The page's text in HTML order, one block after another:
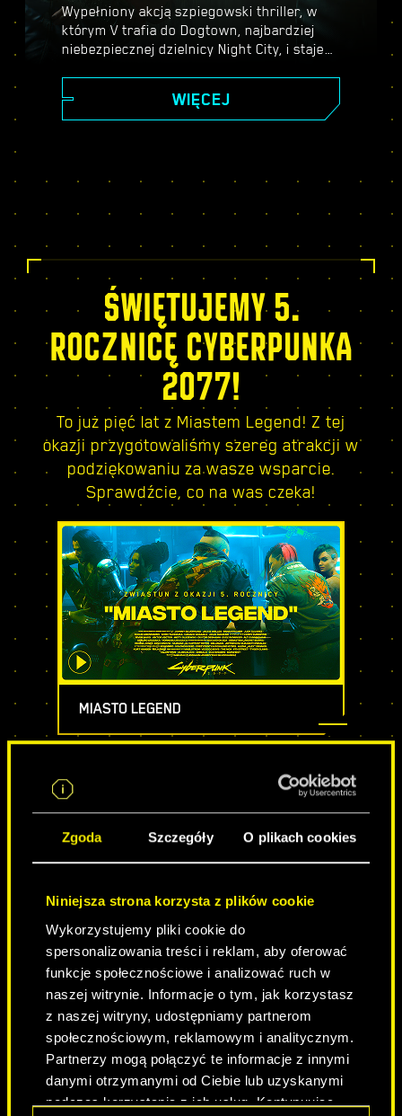
Zgoda Szczegóły O plikach cookies
Niniejsza strona korzysta z plików cookie
Wykorzystujemy pliki cookie do
spersonalizowania treści i reklam, aby oferować
funkcje społecznościowe i analizować ruch w
naszej witrynie. Informacje o tym, jak korzystasz
z naszej witryny, udostępniamy partnerom
społecznościowym, reklamowym i analitycznym.
Partnerzy mogą połączyć te informacje z innymi
danymi otrzymanymi od Ciebie lub uzyskanymi
podczas korzystania z ich usług. Kontynuując
Wypełniony akcją szpiegowski thriller, w
którym V trafia do Dogtown, najbardziej
niebezpiecznej dzielnicy Night City, i staje
kręgów władzy. Zanurz się w świecie
szpiegów w cieszącym się uznaniem
fabułę i ciesz się szeregiem nowych zadań,
tylko!
WIĘCEJ
ŚWIĘTUJEMY 5.
ROCZNICĘ CYBERPUNKA
2077!
To już pięć lat z Miastem Legend! Z tej
okazji przygotowaliśmy szereg atrakcji w
podziękowaniu za wasze wsparcie.
Sprawdźcie, co na was czeka!
MIASTO LEGEND
NEVER FADE AWAY